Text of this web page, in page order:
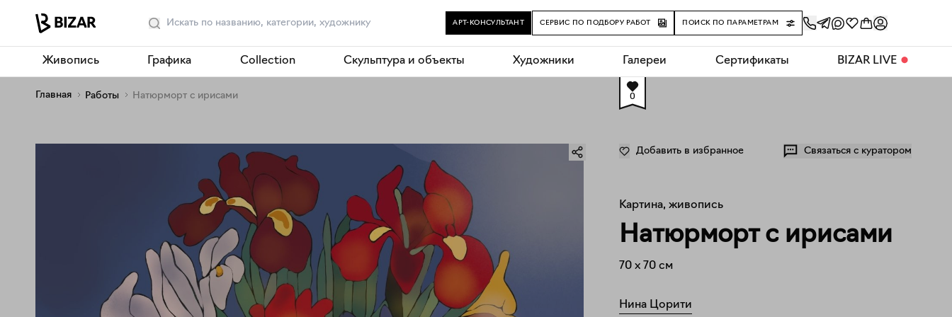
АРТ-КОНСУЛЬТАНТ СЕРВИС ПО ПОДБОРУ РАБОТ ПОИСК ПО ПАРАМЕТРАМ
Живопись Графика Collection Скульптура и объекты Художники Галереи Сертификаты BIZAR LIVE ⬤
Главная Работы Натюрморт с ирисами 0
Добавить в избранное Связаться с куратором
Картина, живопись
Натюрморт с ирисами
70 x 70 см
Нина Цорити